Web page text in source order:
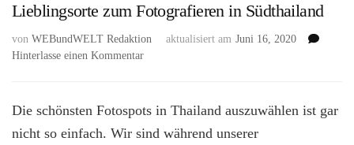
Lieblingsorte zum Fotografieren in Südthailand
von WEBundWELT Redaktion aktualisiert am Juni 16, 2020
Hinterlasse einen Kommentarzu
in
–
Die schönsten Fotospots in Thailand auszuwählen ist gar
nicht so einfach. Wir sind während unserer